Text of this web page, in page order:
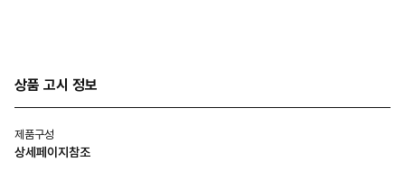
상품 고시 정보
제품구성
상세페이지참조